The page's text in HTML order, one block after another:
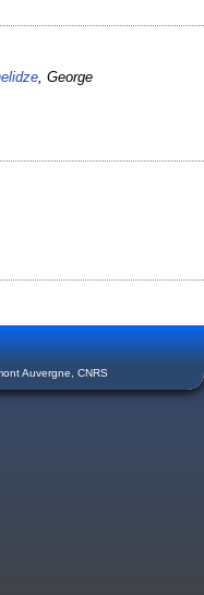
, George
Auvergne, CNRS